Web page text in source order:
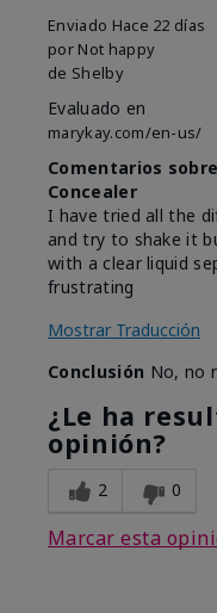
Enviado Hace 22 días
por Not happy
de Shelby
Evaluado en
marykay.com/en-us/
Comentarios
Concealer
I have tried all the
and try to shake it
with a clear liquid
frustrating
Mostrar Traducción
Conclusión No, no
¿Le ha
opinión?
2 0
Marcar esta